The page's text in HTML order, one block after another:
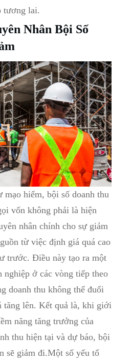
tương lai.
Nhân Bội Số
mạo hiểm, bội số doanh thu
vốn không phải là hiện
nhân chính cho sự giảm
từ việc định giá quá cao
trước. Điều này tạo ra một
nghiệp ở các vòng tiếp theo
doanh thu không thể đuổi
lên. Kết quả là, khi giới
năng tăng trưởng của
thu hiện tại và dự báo, bội
sẽ giảm đi.Một số yếu tố